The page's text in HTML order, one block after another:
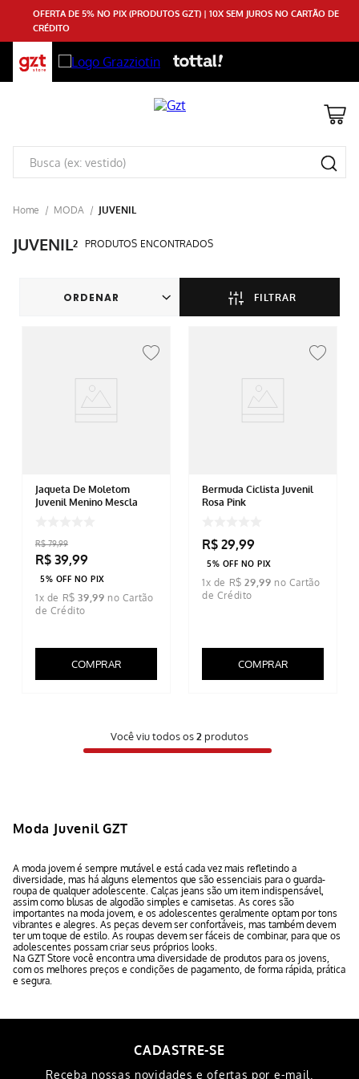
OFERTA DE 5% NO PIX (PRODUTOS GZT) | 10X SEM JUROS NO CARTÃO DE
CRÉDITO
MODA JUVENIL
JUVENIL2 PRODUTOS
FILTRAR
Jaqueta De Moletom
Juvenil Menino Mescla
R$ 79,99
R$ 39,99
5% OFF NO PIX
1x de R$ 39,99
COMPRAR
Bermuda Ciclista Juvenil
Rosa Pink
R$ 29,99
5% OFF NO PIX
1x de R$ 29,99
COMPRAR
Você viu todos os2 produtos
Moda Juvenil GZT
A moda jovem é sempre mutável e está cada vez mais refletindo a
diversidade, mas há alguns elementos que são essenciais para o guarda-
roupa de qualquer adolescente. Calças jeans são um item indispensável,
assim como blusas de algodão simples e camisetas. As cores são
importantes na moda jovem, e os adolescentes geralmente optam por tons
vibrantes e alegres. As peças devem ser confortáveis, mas também devem
ter um toque de estilo. As roupas devem ser fáceis de combinar, para que os
adolescentes possam criar seus próprios looks.
Na GZT Store você encontra uma diversidade de produtos para os jovens,
com os melhores preços e condições de pagamento, de forma rápida, prática
e segura.
CADASTRE-SE
Receba nossas novidades e ofertas por e-mail.